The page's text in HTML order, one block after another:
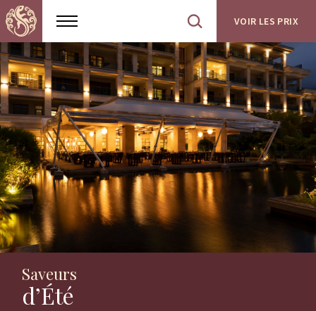
Show
menu
Open
site
search
VOIR LES PRIX
Saveurs
d’Été